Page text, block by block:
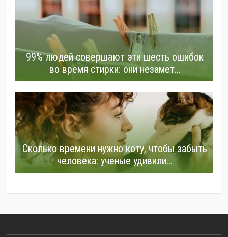
99% людей совершают эти шесть ошибок
во время стирки: они незамет...
Сколько времени нужно коту, чтобы забыть
человека: ученые удивили...